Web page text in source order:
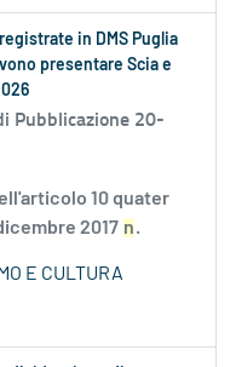
in DMS Puglia
presentare Scia e
Pubblicazione 20-
10 quater
2017 n.
E CULTURA